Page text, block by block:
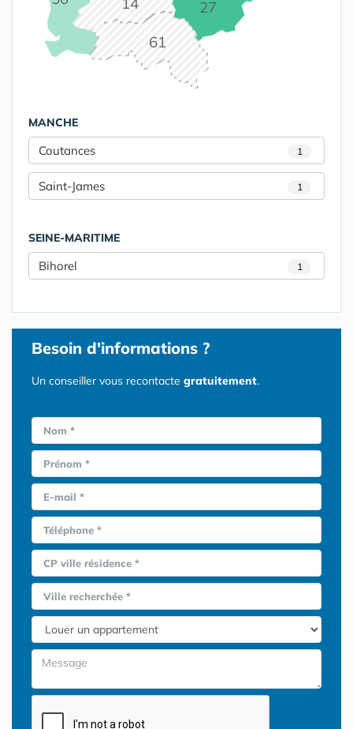
27
61
MANCHE
Coutances 1
Saint-James 1
SEINE-MARITIME
Bihorel 1
Besoin d'informations ?
Un conseiller vous recontacte gratuitement.
Nom *
Prénom *
E-mail *
Téléphone *
CP ville résidence *
Ville recherchée *